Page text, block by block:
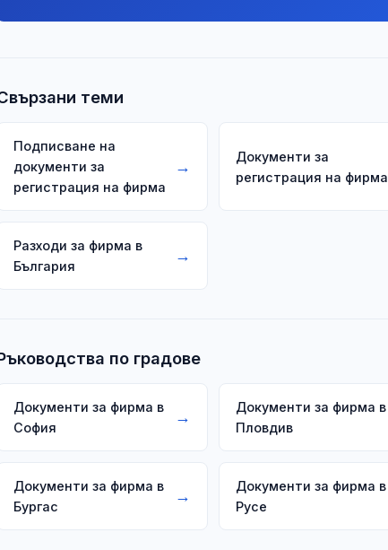
теми
Подписване на
документи за
регистрация на фирма
→
Документи за
регистрация на фирма
Разходи за фирма в
България
→
по градове
Документи за фирма в
София
→
Документи за фирма в
Пловдив
Документи за фирма в
Бургас
→
Документи за фирма в
Русе